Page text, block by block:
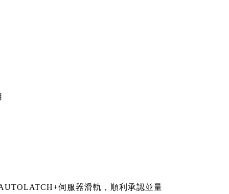
伺服器滑軌， 順利承認並量